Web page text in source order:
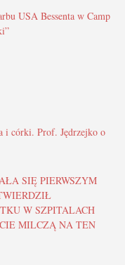
USA Bessenta w Camp
i córki. Prof. Jędrzejko o
SIĘ PIERWSZYM
W SZPITALACH
MILCZĄ NA TEN